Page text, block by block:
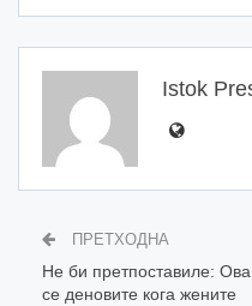
Istok
ПРЕТХОДНА
Не би претпоставиле: Ова
се деновите кога жените